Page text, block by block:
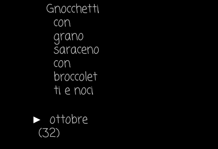
Gnocchetti
con
grano
saraceno
con
broccolet
ti e noci
► ottobre
(32)